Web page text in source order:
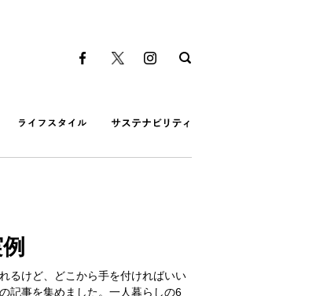
るけど、どこから手を付ければいい
記事を集めました。一人暮らしの6